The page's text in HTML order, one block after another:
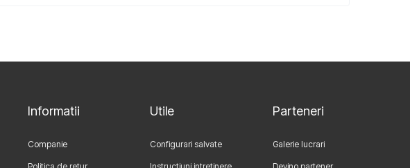
Informatii
Companie
Utile
Configurari salvate
Parteneri
Galerie lucrari